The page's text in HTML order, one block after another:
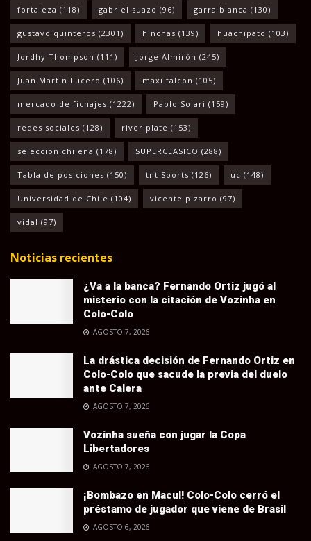
fortaleza (118) gabriel suazo (96) garra blanca (130)
gustavo quinteros (2301) hinchas (139) huachipato (103)
Jordhy Thompson (111) Jorge Almirón (245)
Juan Martín Lucero (106) maxi falcon (105)
mercado de fichajes (1222) Pablo Solari (159)
redes sociales (128) river plate (153)
seleccion chilena (178) SUPERCLASICO (288)
Tabla de posiciones (150) tnt Sports (126) uc (148)
Universidad de Chile (104) vicente pizarro (97)
vidal (97)
Noticias recientes
¿Va a la banca? Fernando Ortiz jugó al
misterio con la citación de Vozinha en
Colo-Colo
AGOSTO 7, 2026
La drástica decisión de Fernando Ortiz en
Colo-Colo que sacude la previa del duelo
ante Calera
AGOSTO 7, 2026
Vozinha sueña con jugar la Copa
Libertadores
AGOSTO 7, 2026
¡Bombazo en Macul! Colo-Colo cerró el
préstamo de jugador que viene de Brasil
AGOSTO 6, 2026